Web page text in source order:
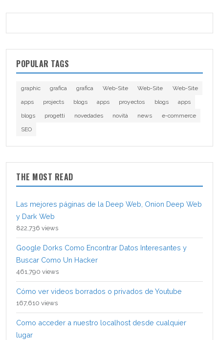
POPULAR TAGS
graphic grafica grafica Web-Site Web-Site
Web-Site
apps
projects blogs apps proyectos blogs
apps
blogs
progetti novedades novità news
e-commerce
SEO
THE MOST READ
Las mejores páginas de la Deep Web, Onion Deep Web
y Dark Web
822,736 views
Google Dorks Como Encontrar Datos Interesantes y
Buscar Como Un Hacker
461,790 views
Cómo ver videos borrados o privados de Youtube
167,610 views
Como acceder a nuestro localhost desde cualquier
lugar